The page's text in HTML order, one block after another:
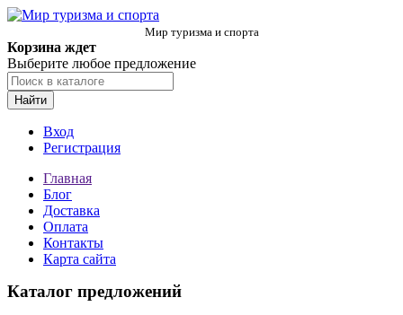
Мир туризма и спорта
Корзина ждет
Выберите любое предложение
Найти
Вход
Регистрация
Главная
Блог
Доставка
Оплата
Контакты
Карта сайта
Каталог предложений